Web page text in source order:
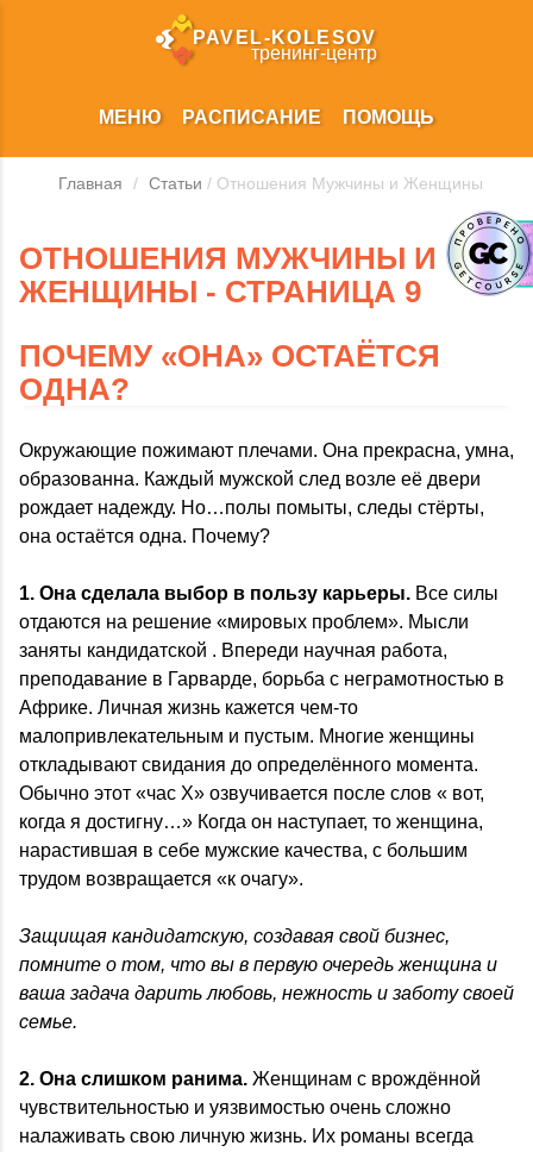
PAVEL‑KOLESOV
тренинг‑центр
МЕНЮ РАСПИСАНИЕ ПОМОЩЬ
Главная / Статьи / Отношения Мужчины и Женщины
ОТНОШЕНИЯ МУЖЧИНЫ И
ЖЕНЩИНЫ - СТРАНИЦА 9
ПОЧЕМУ «ОНА» ОСТАЁТСЯ
ОДНА?
Окружающие пожимают плечами. Она прекрасна, умна,
образованна. Каждый мужской след возле её двери
рождает надежду. Но…полы помыты, следы стёрты,
она остаётся одна. Почему?
1. Она сделала выбор в пользу карьеры. Все силы
отдаются на решение «мировых проблем». Мысли
заняты кандидатской . Впереди научная работа,
преподавание в Гарварде, борьба с неграмотностью в
Африке. Личная жизнь кажется чем-то
малопривлекательным и пустым. Многие женщины
откладывают свидания до определённого момента.
Обычно этот «час X» озвучивается после слов « вот,
когда я достигну…» Когда он наступает, то женщина,
нарастившая в себе мужские качества, с большим
трудом возвращается «к очагу».
Защищая кандидатскую, создавая свой бизнес,
помните о том, что вы в первую очередь женщина и
ваша задача дарить любовь, нежность и заботу своей
семье.
2. Она слишком ранима. Женщинам с врождённой
чувствительностью и уязвимостью очень сложно
налаживать свою личную жизнь. Их романы всегда